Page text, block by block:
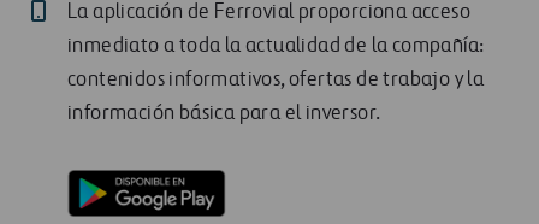
La aplicación de Ferrovial proporciona acceso
inmediato a toda la actualidad de la compañía:
contenidos informativos, ofertas de trabajo y la
información básica para el inversor.